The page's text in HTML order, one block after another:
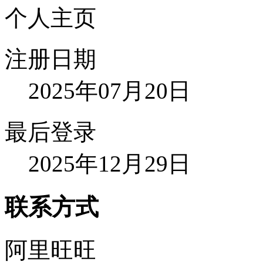
个人主页
注册日期
2025年07月20日
最后登录
2025年12月29日
联系方式
阿里旺旺